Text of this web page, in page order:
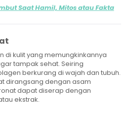
Saat Hamil, Mitos atau Fakta
di kulit yang memungkinkannya
tampak sehat. Seiring
berkurang di wajah dan tubuh.
dirangsang dengan asam
dapat diserap dengan
ekstrak.